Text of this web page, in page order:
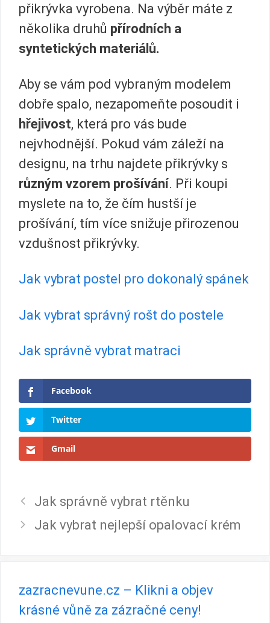
přikrývka vyrobena. Na výběr máte z
několika druhů přírodních a
syntetických materiálů.
Aby se vám pod vybraným modelem
dobře spalo, nezapomeňte posoudit i
hřejivost, která pro vás bude
nejvhodnější. Pokud vám záleží na
designu, na trhu najdete přikrývky s
různým vzorem prošívání. Při koupi
myslete na to, že čím hustší je
prošívání, tím více snižuje přirozenou
vzdušnost přikrývky.
Jak vybrat postel pro dokonalý spánek
Jak vybrat správný rošt do postele
Jak správně vybrat matraci
Facebook
Twitter
Gmail
Jak správně vybrat rtěnku
Jak vybrat nejlepší opalovací krém
zazracnevune.cz – Klikni a objev
krásné vůně za zázračné ceny!